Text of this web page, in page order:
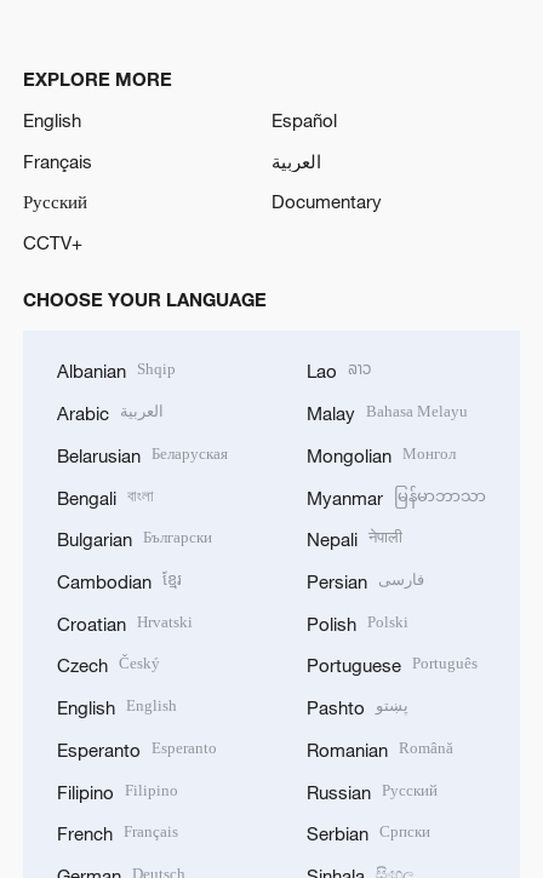
EXPLORE MORE
English
Español
Français
العربية
Русский
Documentary
CCTV+
CHOOSE YOUR LANGUAGE
Albanian Shqip
Arabic العربية
Belarusian Беларуская
Bengali বাংলা
Bulgarian Български
Cambodian ខ្មែរ
Croatian Hrvatski
Czech Český
English English
Esperanto Esperanto
Filipino Filipino
French Français
Lao ລາວ
Malay Bahasa Melayu
Mongolian Монгол
Myanmar မြန်မာဘာသာ
Nepali नेपाली
Persian فارسی
Polish Polski
Portuguese Português
Pashto پښتو
Romanian Română
Russian Русский
Serbian Српски